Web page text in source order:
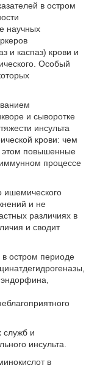
в остром
научных
и каспаз) крови и
Особый
и сыворотке
инсульта
крови: чем
этом повышенные
процессе
ишемического
и не
различиях в
и сводит
в остром периоде
служб и
инсульта.
в